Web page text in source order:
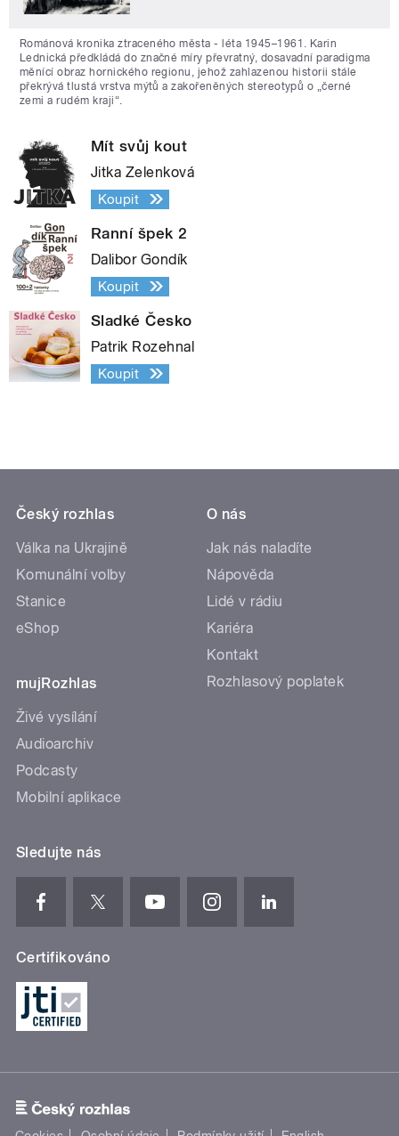
Románová kronika ztraceného města - léta 1945–1961. Karin
Lednická předkládá do značné míry převratný, dosavadní paradigma
měnící obraz hornického regionu, jehož zahlazenou historii stále
překrývá tlustá vrstva mýtů a zakořeněných stereotypů o „černé
zemi a rudém kraji“.
Mít svůj kout
Jitka Zelenková
Koupit
Ranní špek 2
Dalibor Gondík
Koupit
Sladké Česko
Patrik Rozehnal
Koupit
Český rozhlas
Válka na Ukrajině
Komunální volby
Stanice
eShop
mujRozhlas
Živé vysílání
Audioarchiv
Podcasty
Mobilní aplikace
O nás
Jak nás naladíte
Nápověda
Lidé v rádiu
Kariéra
Kontakt
Rozhlasový poplatek
Sledujte nás
Certifikováno